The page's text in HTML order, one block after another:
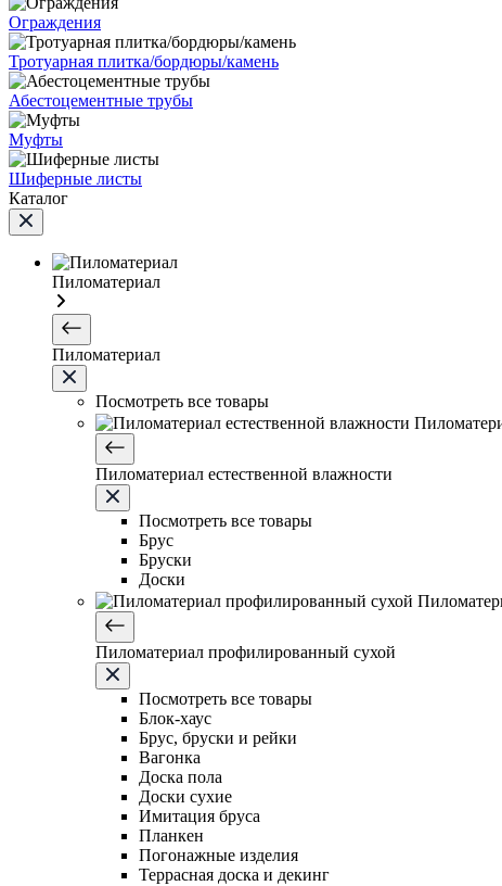
Ограждения
Тротуарная плитка/бордюры/камень
Абестоцементные трубы
Муфты
Шиферные листы
Каталог
Пиломатериал
Пиломатериал
Посмотреть все товары
Пиломатериал естественной влажности
Посмотреть все товары
Брус
Бруски
Доски
Пиломатериал профилированный сухой
Посмотреть все товары
Блок-хаус
Брус, бруски и рейки
Вагонка
Доска пола
Доски сухие
Имитация бруса
Планкен
Погонажные изделия
Террасная доска и декинг